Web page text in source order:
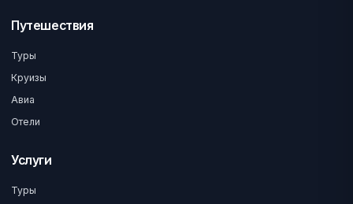
Путешествия
Туры
Круизы
Авиа
Отели
Услуги
Туры